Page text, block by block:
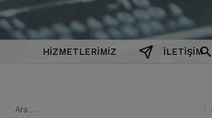
HIZMETLERIMIZ İLETIŞIM
Arama: